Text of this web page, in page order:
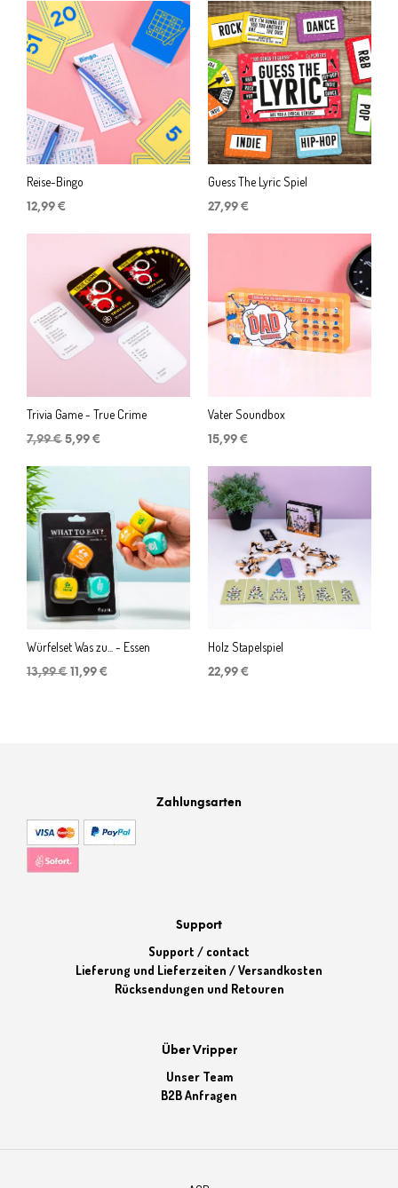
Reise-Bingo
12,99 €
Guess The Lyric Spiel
27,99 €
Trivia Game - True Crime
7,99€ Ursprünglicher
war:
5,99 €
ist:
Vater Soundbox
15,99 €
Würfelset Was zu... - Essen
13,99€ Ursprünglicher
11,99 €
Holz Stapelspiel
22,99 €
Zahlungsarten
Support
Support / contact
Lieferung und Lieferzeiten / Versandkosten
Rücksendungen und Retouren
Über Vripper
Unser Team
B2B Anfragen